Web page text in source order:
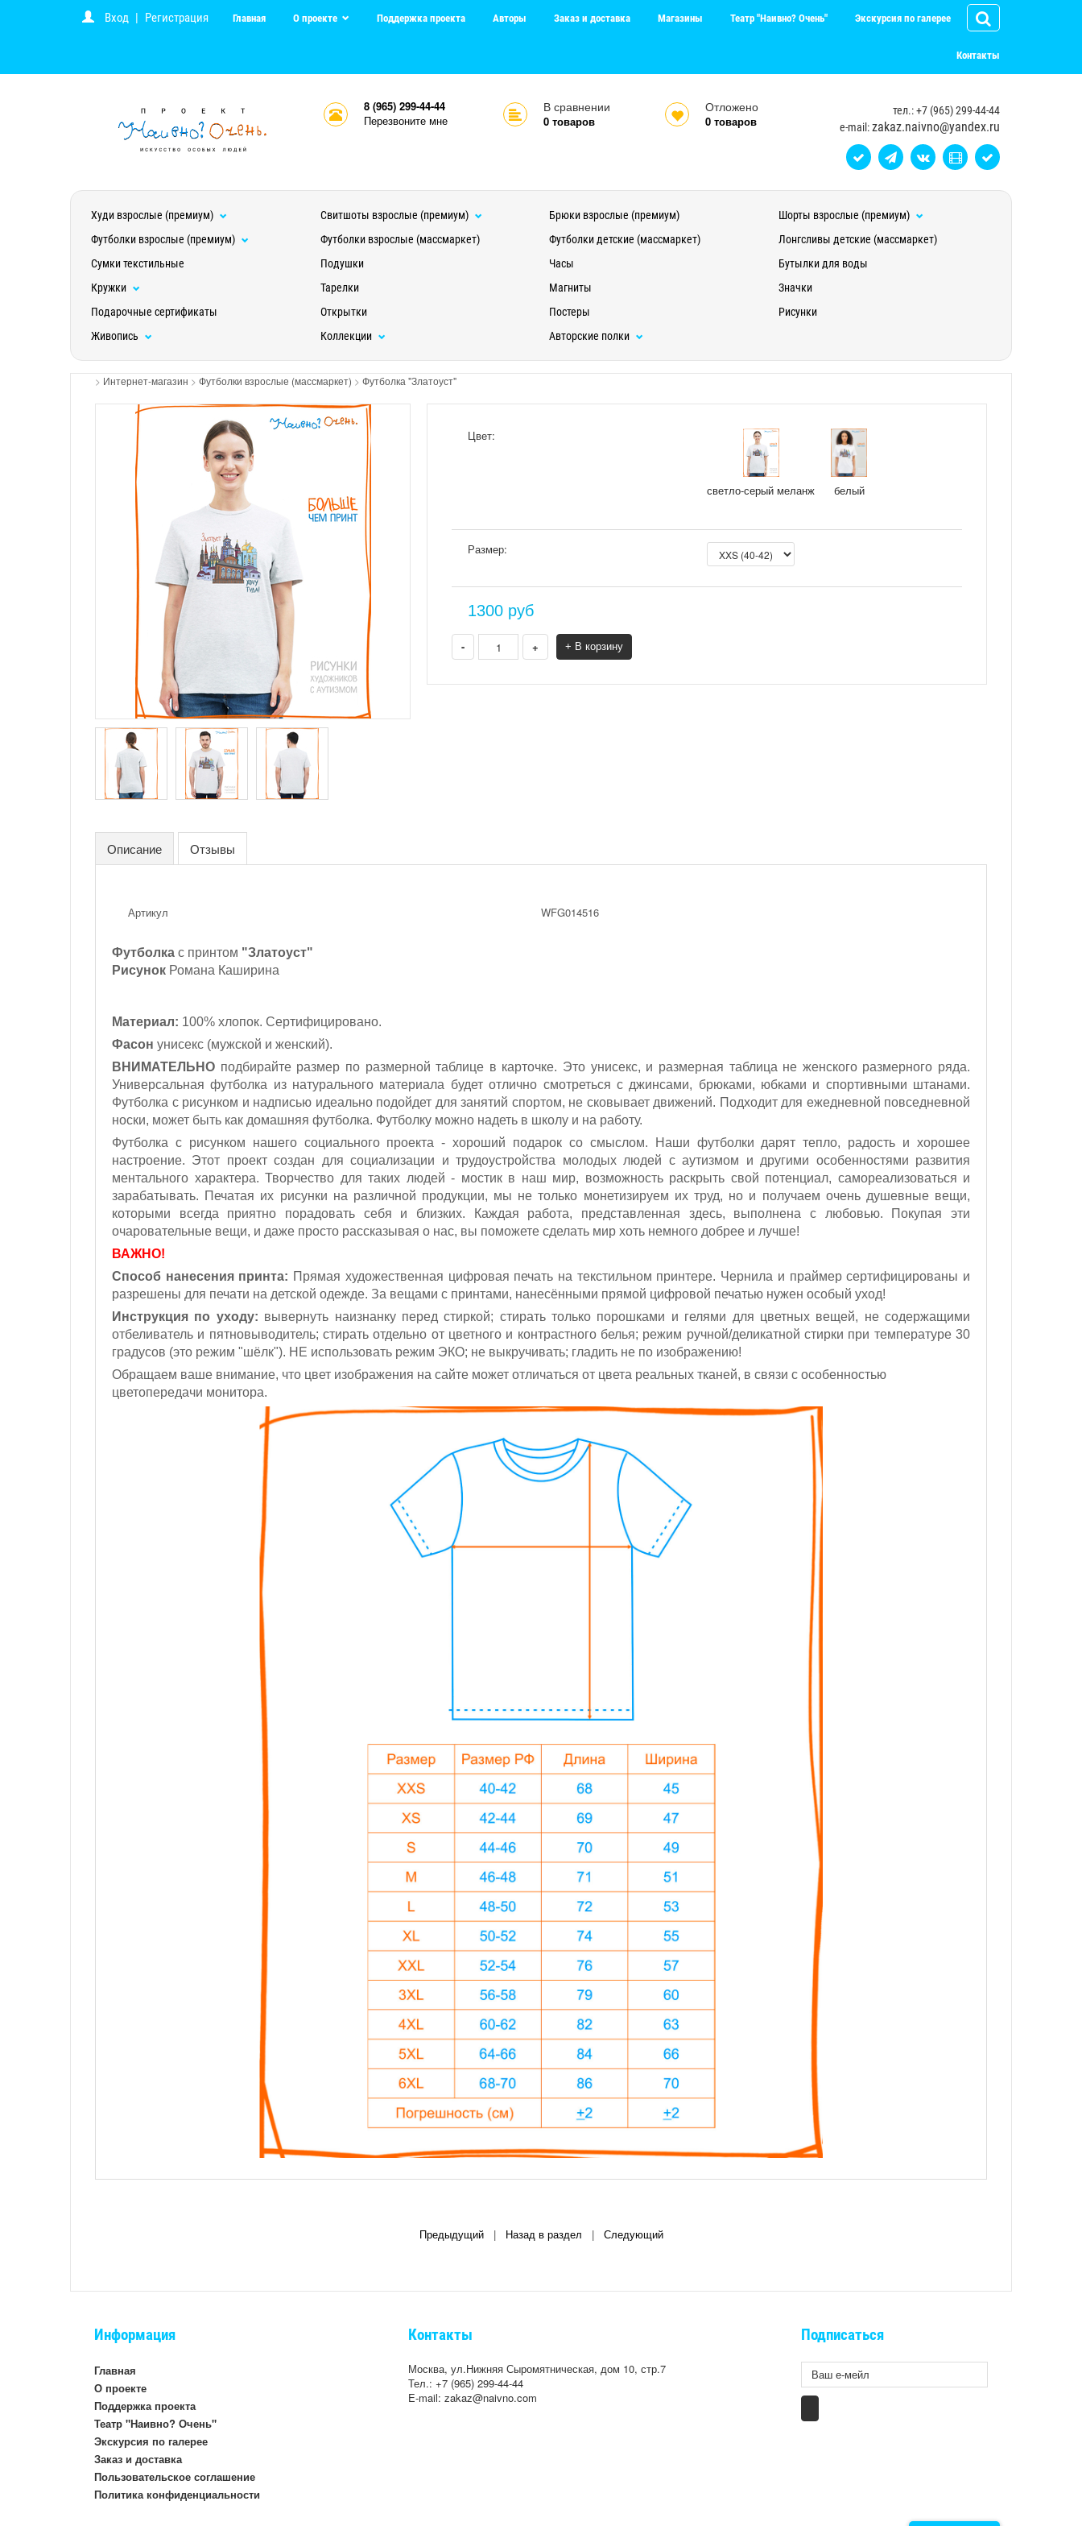
Вход | Регистрация Главная О проекте Поддержка проекта Авторы Заказ и доставка Магазины Театр "Наивно? Очень" Экскурсия по галерее
Контакты
8 (965) 299-44-44
Перезвоните мне
В сравнении
0товаров
Отложено
0 товаров
тел.: +7 (965) 299-44-44
e-mail:zakaz.naivno@yandex.ru
Худи взрослые (премиум) Свитшоты взрослые (премиум) Брюки взрослые (премиум)
Шорты взрослые (премиум)
Футболки взрослые (премиум)
Футболки взрослые (массмаркет) Футболки детские (массмаркет)
Лонгсливы детские (массмаркет)
Сумки текстильные
Подушки Часы
Бутылки для воды
Кружки
Тарелки Магниты
Значки
Подарочные сертификаты
Открытки Постеры
Рисунки
Живопись
Коллекции Авторские полки
> Интернет-магазин > Футболки взрослые (массмаркет) > Футболка "Златоуст"
Цвет:
светло-серый меланж белый
Размер:
1300 руб
- + + В корзину
Описание Отзывы
Артикул WFG014516
Футболка с принтом "Златоуст"
Рисунок Романа Каширина
Материал: 100% хлопок. Сертифицировано.
Фасон унисекс (мужской и женский).
ВНИМАТЕЛЬНО подбирайте размер по размерной таблице в карточке. Это унисекс, и размерная таблица не женского размерного ряда.
Универсальная футболка из натурального материала будет отлично смотреться с джинсами, брюками, юбками и спортивными штанами.
Футболка с рисунком и надписью идеально подойдет для занятий спортом, не сковывает движений. Подходит для ежедневной повседневной
носки, может быть как домашняя футболка. Футболку можно надеть в школу и на работу.
Футболка с рисунком нашего социального проекта - хороший подарок со смыслом. Наши футболки дарят тепло, радость и хорошее
настроение. Этот проект создан для социализации и трудоустройства молодых людей с аутизмом и другими особенностями развития
ментального характера. Творчество для таких людей - мостик в наш мир, возможность раскрыть свой потенциал, самореализоваться и
зарабатывать. Печатая их рисунки на различной продукции, мы не только монетизируем их труд, но и получаем очень душевные вещи,
которыми всегда приятно порадовать себя и близких. Каждая работа, представленная здесь, выполнена с любовью. Покупая эти
очаровательные вещи, и даже просто рассказывая о нас, вы поможете сделать мир хоть немного добрее и лучше!
ВАЖНО!
Способ нанесения принта: Прямая художественная цифровая печать на текстильном принтере. Чернила и праймер сертифицированы и
разрешены для печати на детской одежде. За вещами с принтами, нанесёнными прямой цифровой печатью нужен особый уход!
Инструкция по уходу: вывернуть наизнанку перед стиркой; стирать только порошками и гелями для цветных вещей, не содержащими
отбеливатель и пятновыводитель; стирать отдельно от цветного и контрастного белья; режим ручной/деликатной стирки при температуре 30
градусов (это режим "шёлк"). НЕ использовать режим ЭКО; не выкручивать; гладить не по изображению!
Обращаем ваше внимание, что цвет изображения на сайте может отличаться от цвета реальных тканей, в связи с особенностью
цветопередачи монитора.
Предыдущий| Назад в раздел Следующий
Информация
Главная
О проекте
Поддержка проекта
Театр "Наивно? Очень"
Экскурсия по галерее
Заказ и доставка
Пользовательское соглашение
Политика конфиденциальности
Контакты
Москва, ул.Нижняя Сыромятническая, дом 10, стр.7
Тел.: +7 (965) 299-44-44
E-mail: zakaz@naivno.com
Подписаться